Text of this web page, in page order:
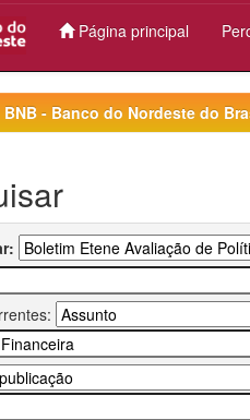
Página principal
BNB - Banco do Nordeste do